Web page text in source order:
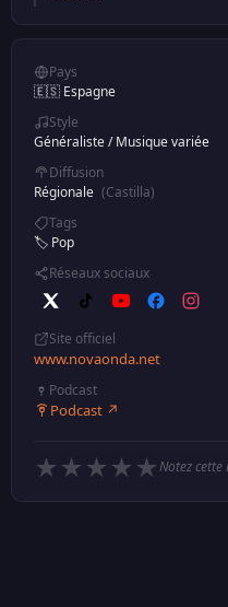
Pays
🇪🇸 Espagne
Style
Généraliste/Musique variée
Diffusion
Régionale (Castilla)
Tags
🏷️ Pop
Réseaux sociaux
Site officiel
www.novaonda.net
Podcast
Podcast ↗
★ ★ ★ ★ ★Notez cette